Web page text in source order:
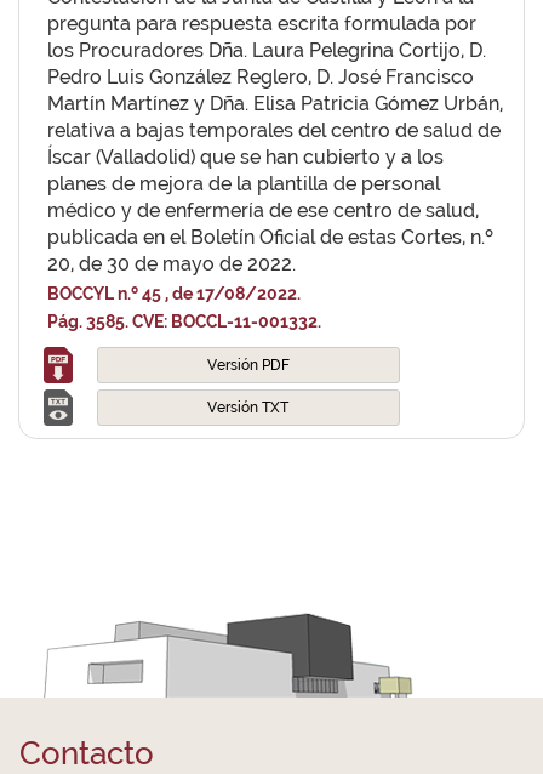
pregunta para respuesta escrita formulada por
los Procuradores Dña. Laura Pelegrina Cortijo, D.
Pedro Luis González Reglero, D. José Francisco
Martín Martínez y Dña. Elisa Patricia Gómez Urbán,
relativa a bajas temporales del centro de salud de
Íscar (Valladolid) que se han cubierto y a los
planes de mejora de la plantilla de personal
médico y de enfermería de ese centro de salud,
publicada en el Boletín Oficial de estas Cortes, n.º
20, de 30 de mayo de 2022.
BOCCYL n.º 45 , de 17/08/2022.
Pág. 3585. CVE: BOCCL-11-001332.
Versión PDF
Versión TXT
Contacto